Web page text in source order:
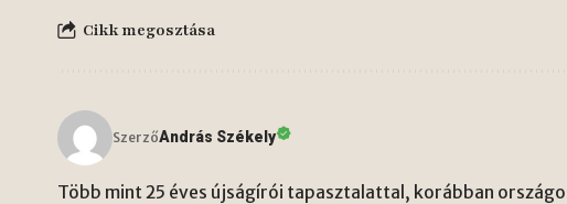
Cikk megosztása
SzerzőAndrás Székely
Több mint 25 éves újságírói tapasztalattal, korábban